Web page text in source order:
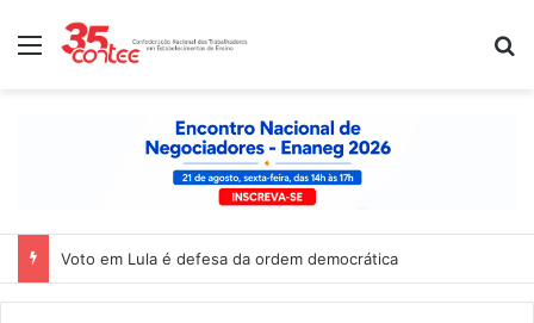
Menu
Voto em Lula é defesa da ordem democrática